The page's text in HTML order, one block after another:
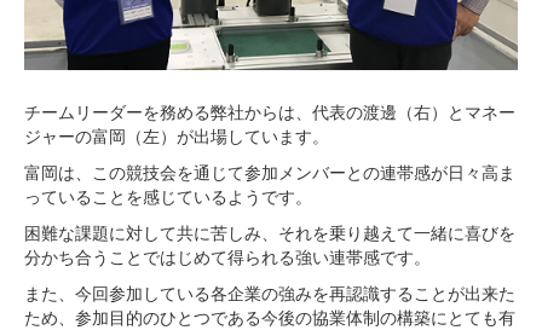
チームリーダーを務める弊社からは、代表の渡邊（右）とマネー
ジャーの富岡（左）が出場しています。
富岡は、この競技会を通じて参加メンバーとの連帯感が日々高ま
っていることを感じているようです。
困難な課題に対して共に苦しみ、それを乗り越えて一緒に喜びを
分かち合うことではじめて得られる強い連帯感です。
また、今回参加している各企業の強みを再認識することが出来た
ため、参加目的のひとつである今後の協業体制の構築にとても有